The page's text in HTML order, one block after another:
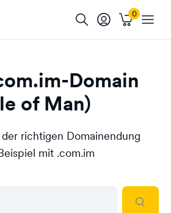
Domain
of Man)
richtigen Domainendung
mit .com.im